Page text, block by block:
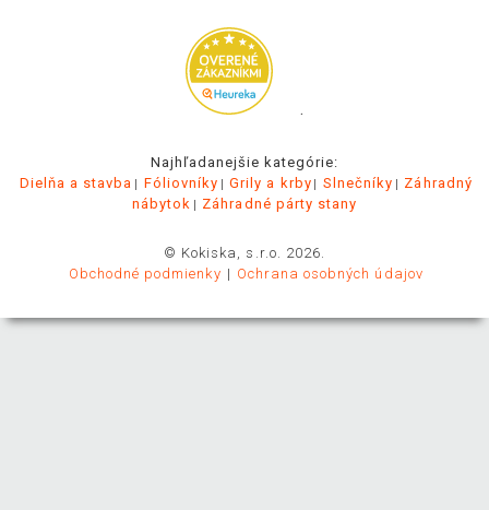
.
Najhľadanejšie kategórie:
Dielňa a stavba
Fóliovníky Grily a krby Slnečníky
Záhradný
nábytok
Záhradné párty stany
© Kokiska, s.r.o. 2026.
Obchodné podmienky
Ochrana osobných údajov